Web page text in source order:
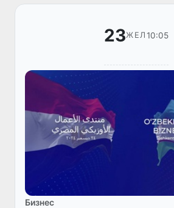
өкілдері...
23ЖЕЛ 10:05
Бизнес